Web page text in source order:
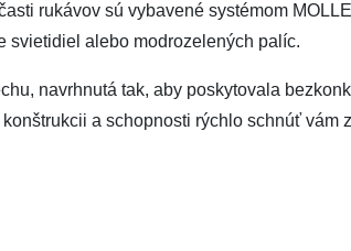
rukávov sú vybavené systémom
svietidiel alebo modrozelených palíc.
navrhnutá tak, aby poskytovala
a schopnosti rýchlo schnúť vám